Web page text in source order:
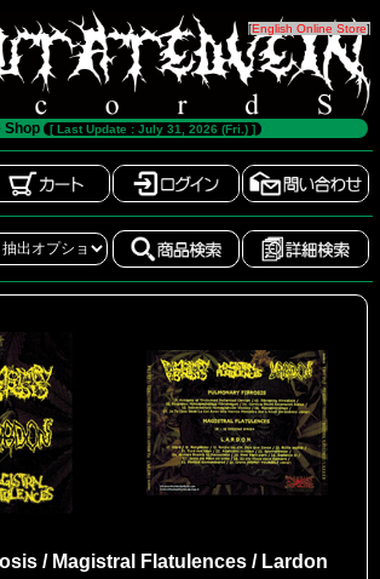
[English Online Store]
Shop [ Last Update : July 31, 2026 (Fri.) ]
/ Magistral Flatulences / Lardon